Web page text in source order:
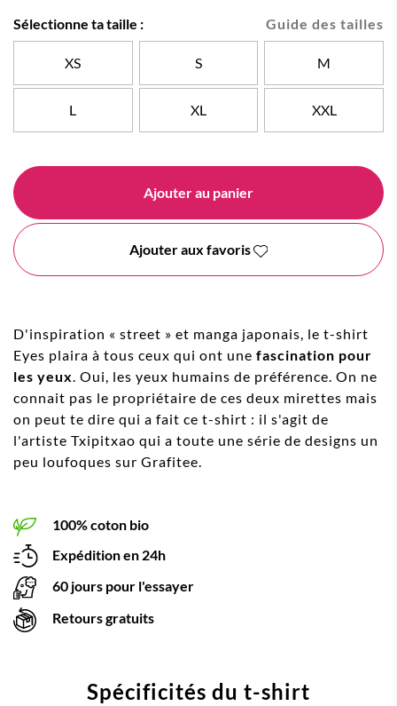
Guide des tailles
Sélectionne ta taille :
XS S M
L XL XXL
Ajouter au panier
Ajouter aux favoris
D'inspiration « street » et manga japonais, le t-shirt
Eyes plaira à tous ceux qui ont une fascination pour
les yeux. Oui, les yeux humains de préférence. On ne
connait pas le propriétaire de ces deux mirettes mais
on peut te dire qui a fait ce t-shirt : il s'agit de
l'artiste Txipitxao qui a toute une série de designs un
peu loufoques sur Grafitee.
100% coton bio
Expédition en 24h
60 jours pour l'essayer
Retours gratuits
Spécificités du t-shirt